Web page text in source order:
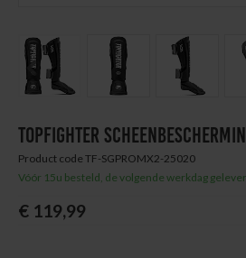
Previous
TOPFIGHTER
Product code TF-SGPROMX2-25020
Vóór 15u besteld, de volgende werkdag
€ 119,99